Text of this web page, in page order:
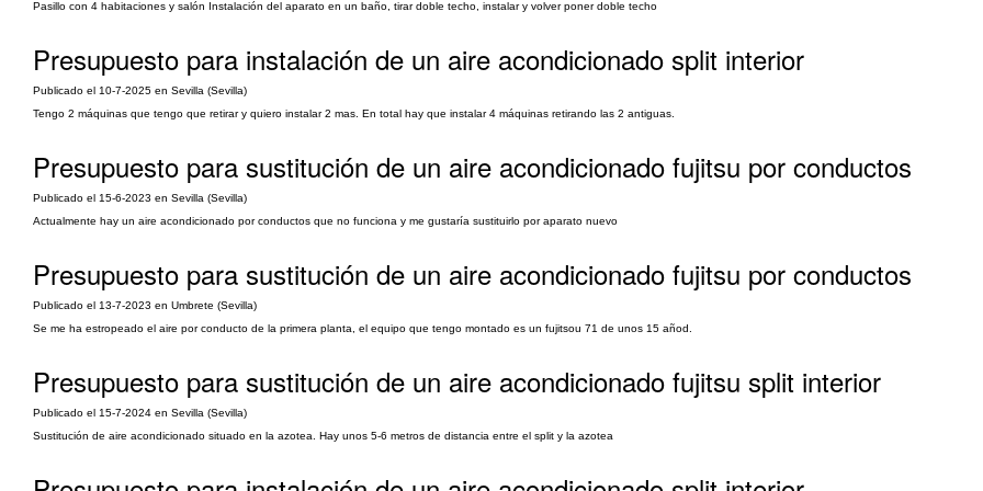
Pasillo con 4 habitaciones y salón Instalación del aparato en un baño, tirar doble techo, instalar y volver poner doble techo
Presupuesto para instalación de un aire acondicionado split interior
Publicado el 10-7-2025 en Sevilla (Sevilla)
Tengo 2 máquinas que tengo que retirar y quiero instalar 2 mas. En total hay que instalar 4 máquinas retirando las 2 antiguas.
Presupuesto para sustitución de un aire acondicionado fujitsu por conductos
Publicado el 15-6-2023 en Sevilla (Sevilla)
Actualmente hay un aire acondicionado por conductos que no funciona y me gustaría sustituirlo por aparato nuevo
Presupuesto para sustitución de un aire acondicionado fujitsu por conductos
Publicado el 13-7-2023 en Umbrete (Sevilla)
Se me ha estropeado el aire por conducto de la primera planta, el equipo que tengo montado es un fujitsou 71 de unos 15 añod.
Presupuesto para sustitución de un aire acondicionado fujitsu split interior
Publicado el 15-7-2024 en Sevilla (Sevilla)
Sustitución de aire acondicionado situado en la azotea. Hay unos 5-6 metros de distancia entre el split y la azotea